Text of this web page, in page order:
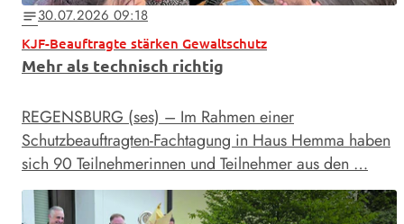
notes30.07.2026 09:18
KJF-Beauftragte stärken Gewaltschutz
Mehr als technisch richtig
REGENSBURG (ses) – Im Rahmen einer
Schutzbeauftragten-Fachtagung in Haus Hemma haben
sich 90 Teilnehmerinnen und Teilnehmer aus den …